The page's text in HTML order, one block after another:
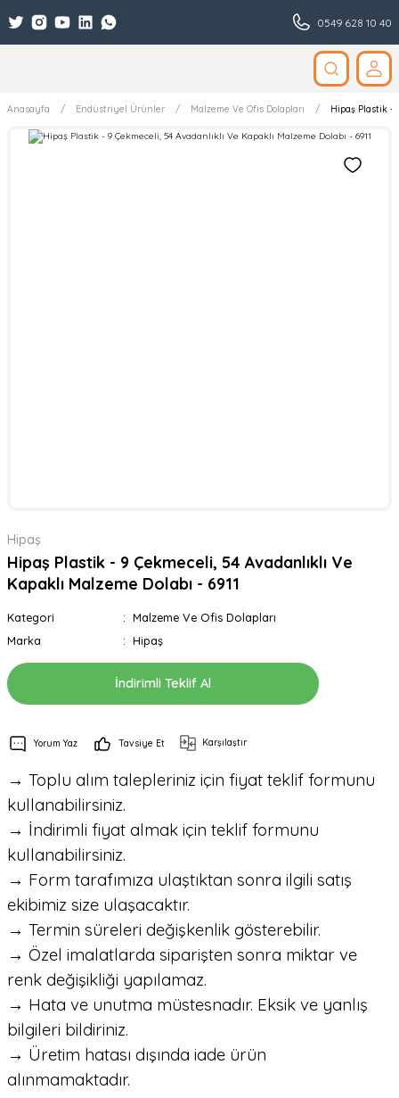
0549 628 10 40
Anasayfa Endüstriyel Ürünler Malzeme Ve Ofis Dolapları Hipaş Plastik -
Hipaş
Hipaş Plastik - 9 Çekmeceli, 54 Avadanlıklı Ve
Kapaklı Malzeme Dolabı - 6911
Kategori
Malzeme Ve Ofis Dolapları
Marka
Hipaş
İndirimli Teklif Al
Yorum Yaz Tavsiye Et Karşılaştır
→ Toplu alım talepleriniz için fiyat teklif formunu
kullanabilirsiniz.
→ İndirimli fiyat almak için teklif formunu
kullanabilirsiniz.
→ Form tarafımıza ulaştıktan sonra ilgili satış
ekibimiz size ulaşacaktır.
→ Termin süreleri değişkenlik gösterebilir.
→ Özel imalatlarda siparişten sonra miktar ve
renk değişikliği yapılamaz.
→ Hata ve unutma müstesnadır. Eksik ve yanlış
bilgileri bildiriniz.
→ Üretim hatası dışında iade ürün
alınmamaktadır.